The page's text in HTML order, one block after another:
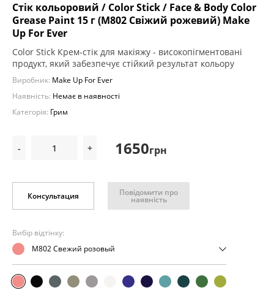
Стік кольоровий / Color Stick / Face & Body Color
Grease Paint 15 г (M802 Свіжий рожевий) Make
Up For Ever
Color Stick Крем-стік для макіяжу - високопігментовані
продукт, який забезпечує стійкий результат кольору
Виробник: Make Up For Ever
Наявність: Немає в наявності
Категорія: Грим
- + 1650грн
Консультация Повідомити про
наявність
Вибір відтінку:
M802 Свежий розовый